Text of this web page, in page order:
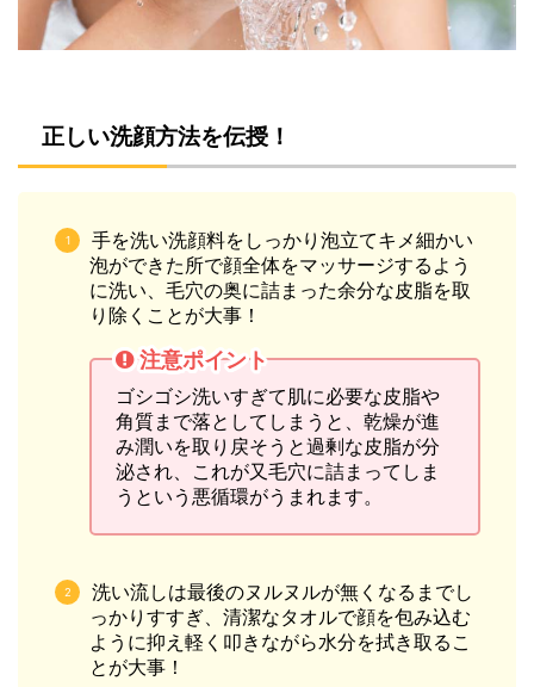
正しい洗顔方法を伝授！
手を洗い洗顔料をしっかり泡立てキメ細かい
泡ができた所で顔全体をマッサージするよう
に洗い、毛穴の奥に詰まった余分な皮脂を取
り除くことが大事！
注意ポイント
ゴシゴシ洗いすぎて肌に必要な皮脂や
角質まで落としてしまうと、乾燥が進
み潤いを取り戻そうと過剰な皮脂が分
泌され、これが又毛穴に詰まってしま
うという悪循環がうまれます。
洗い流しは最後のヌルヌルが無くなるまでし
っかりすすぎ、清潔なタオルで顔を包み込む
ように抑え軽く叩きながら水分を拭き取るこ
とが大事！